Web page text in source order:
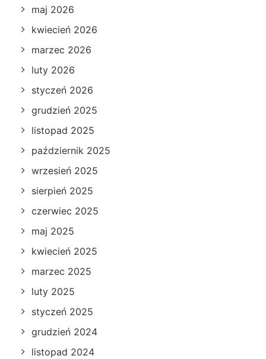
maj 2026
kwiecień 2026
marzec 2026
luty 2026
styczeń 2026
grudzień 2025
listopad 2025
październik 2025
wrzesień 2025
sierpień 2025
czerwiec 2025
maj 2025
kwiecień 2025
marzec 2025
luty 2025
styczeń 2025
grudzień 2024
listopad 2024